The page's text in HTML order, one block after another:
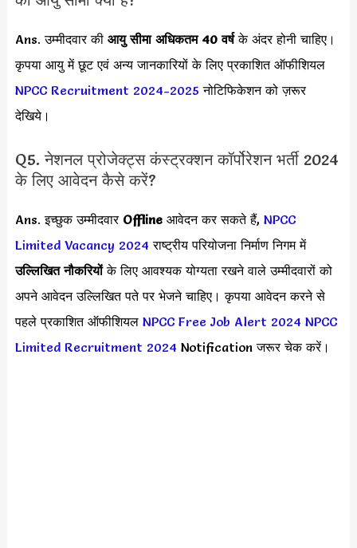
Ans. उम्मीदवार की आयु सीमा अधिकतम 40 वर्षके अंदर होनी चाहिए।
कृपया आयु में छूट एवं अन्य जानकारियों के लिए प्रकाशित ऑफीशियल
NPCC Recruitment 2024-2025 नोटिफिकेशन को ज़रूर
देखिये।
Q5. नेशनल प्रोजेक्ट्स कंस्ट्रक्शन कॉर्पोरेशन भर्ती 2024
के लिए आवेदन कैसे करें?
Ans. इच्छुक उम्मीदवार Offline आवेदन कर सकते हैं, NPCC
Limited Vacancy 2024 राष्ट्रीय परियोजना निर्माण निगम में
उल्लिखित नौकरियोंके लिए आवश्यक योग्यता रखने वाले उम्मीदवारों को
अपने आवेदन उल्लिखित पते पर भेजने चाहिए। कृपया आवेदन करने से
पहले प्रकाशित ऑफीशियल NPCC Free Job Alert 2024 NPCC
Limited Recruitment 2024 Notification जरूर चेक करें।